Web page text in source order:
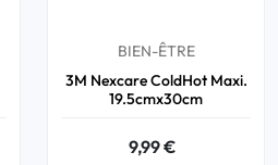
BIEN-ÊTRE
3M Nexcare ColdHot Maxi.
19.5cmx30cm
9,99 €